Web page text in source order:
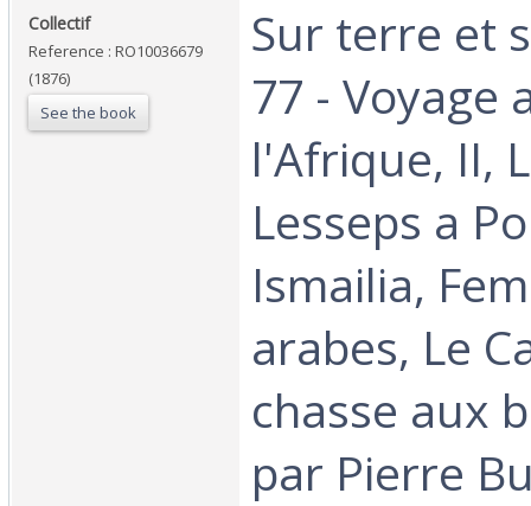
‎Collectif‎
Reference : RO10036679
(1876)
See the book
‎Sur terre et
77 - Voyage
l'Afrique, II,
Lesseps a
Ismailia,
arabes, Le
chasse aux
par Pierre